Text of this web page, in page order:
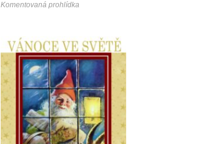
Komentovaná prohlídka